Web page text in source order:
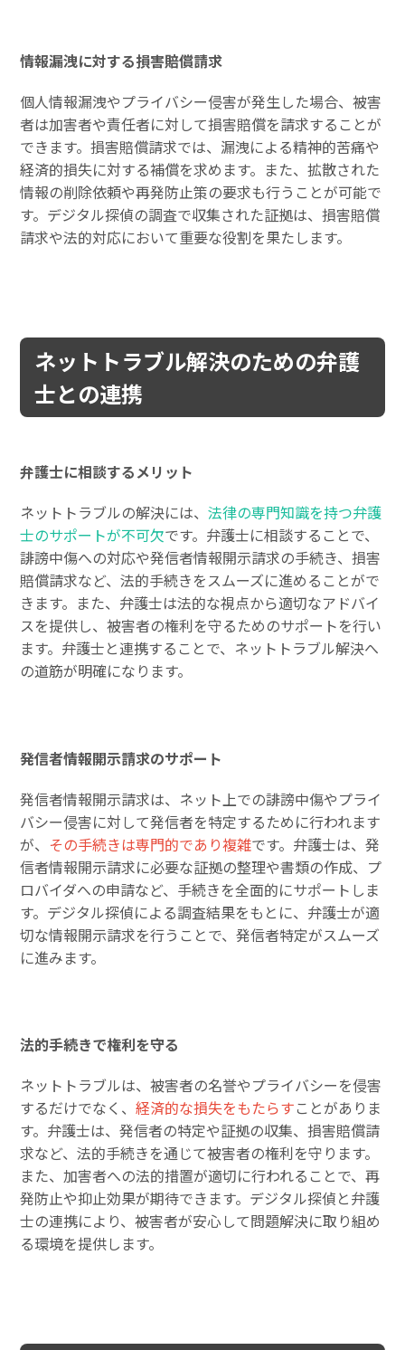
情報漏洩に対する損害賠償請求
個人情報漏洩やプライバシー侵害が発生した場合、被害
者は加害者や責任者に対して損害賠償を請求することが
できます。損害賠償請求では、漏洩による精神的苦痛や
経済的損失に対する補償を求めます。また、拡散された
情報の削除依頼や再発防止策の要求も行うことが可能で
す。デジタル探偵の調査で収集された証拠は、損害賠償
請求や法的対応において重要な役割を果たします。
ネットトラブル解決のための弁護
士との連携
弁護士に相談するメリット
ネットトラブルの解決には、法律の専門知識を持つ弁護
士のサポートが不可欠です。弁護士に相談することで、
誹謗中傷への対応や発信者情報開示請求の手続き、損害
賠償請求など、法的手続きをスムーズに進めることがで
きます。また、弁護士は法的な視点から適切なアドバイ
スを提供し、被害者の権利を守るためのサポートを行い
ます。弁護士と連携することで、ネットトラブル解決へ
の道筋が明確になります。
発信者情報開示請求のサポート
発信者情報開示請求は、ネット上での誹謗中傷やプライ
バシー侵害に対して発信者を特定するために行われます
が、 その手続きは専門的であり複雑です。弁護士は、発
信者情報開示請求に必要な証拠の整理や書類の作成、プ
ロバイダへの申請など、手続きを全面的にサポートしま
す。デジタル探偵による調査結果をもとに、弁護士が適
切な情報開示請求を行うことで、発信者特定がスムーズ
に進みます。
法的手続きで権利を守る
ネットトラブルは、被害者の名誉やプライバシーを侵害
するだけでなく、経済的な損失をもたらすことがありま
す。弁護士は、発信者の特定や証拠の収集、損害賠償請
求など、法的手続きを通じて被害者の権利を守ります。
また、加害者への法的措置が適切に行われることで、再
発防止や抑止効果が期待できます。デジタル探偵と弁護
士の連携により、被害者が安心して問題解決に取り組め
る環境を提供します。